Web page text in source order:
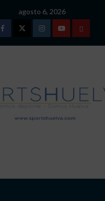
agosto 6, 2026
FacebookTwitterInstagramYoutube
DE
USO